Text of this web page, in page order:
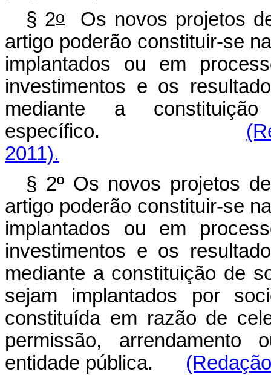
§ 2o
Os novos projetos
artigo poderão constituir-se
implantados ou em
investimentos e os
mediante a
específico.
2011).
§ 2º Os novos projetos
artigo poderão constituir-se
implantados ou em
investimentos e os
mediante a constituição de
sejam implantados por
constituída em razão de
permissão,
entidade pública.